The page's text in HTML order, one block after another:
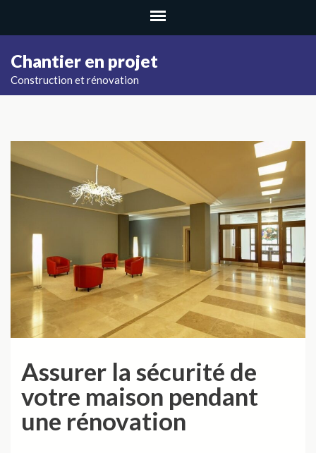
contenu
(Pressez
Entrée)
Chantier en projet
Construction et rénovation
Assurer la sécurité de
votre maison pendant
une rénovation